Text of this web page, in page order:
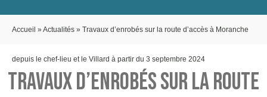
Accueil »Actualités » Travaux d’enrobés sur la route d’accès à Moranche
depuis le chef-lieu et le Villard à partir du 3 septembre 2024
TRAVAUX D’ENROBÉS SUR LA ROUTE